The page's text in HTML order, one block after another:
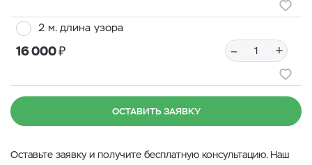
2 м. длина узора
16 000₽ – +
ОСТАВИТЬ ЗАЯВКУ
Оставьте заявку и получите бесплатную консультацию. Наш